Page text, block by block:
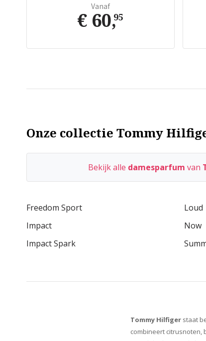
Vanaf
€ 60,95
Onze collectie Tommy
Bekijk alle damesparfum van
Freedom Sport
Impact
Impact Spark
Loud
Now
Tommy Hilfiger staat
combineert citrusnoten,